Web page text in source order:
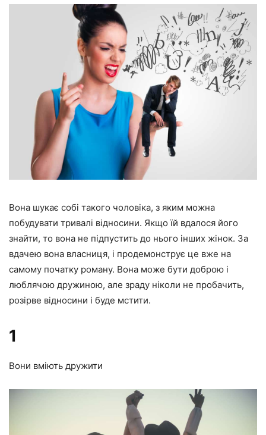
Вона шукає собі такого чоловіка, з яким можна
побудувати тривалі відносини. Якщо їй вдалося його
знайти, то вона не підпустить до нього інших жінок. За
вдачею вона власниця, і продемонструє це вже на
самому початку роману. Вона може бути доброю і
люблячою дружиною, але зраду ніколи не пробачить,
розірве відносини і буде мстити.
1
Вони вміють дружити